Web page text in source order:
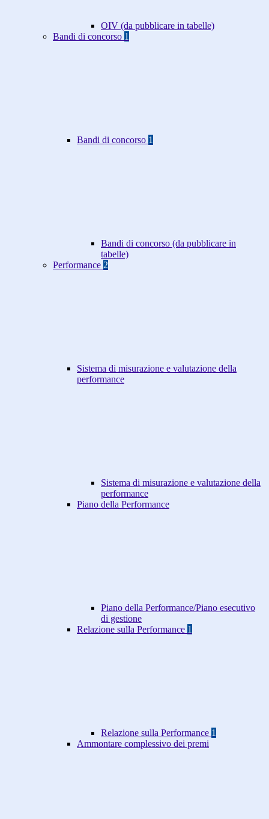
OIV (da pubblicare in tabelle)
Bandi di concorso 1
Bandi di concorso 1
Bandi di concorso (da pubblicare in
tabelle)
Performance 2
Sistema di misurazione e valutazione della
performance
Sistema di misurazione e valutazione della
performance
Piano della Performance
Piano della Performance/Piano esecutivo
di gestione
Relazione sulla Performance 1
Relazione sulla Performance 1
Ammontare complessivo dei premi